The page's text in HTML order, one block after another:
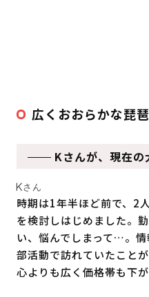
広くおおらかな琵
Kさんが、現在
Kさん
時期は1年半ほど前で、2
を検討しはじめました。
い、悩んでしまって…。
部活動で訪れていたこと
心よりも広く価格帯も下